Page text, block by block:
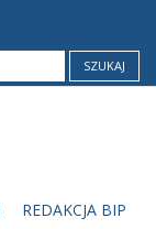
SZUKAJ
REDAKCJA BIP